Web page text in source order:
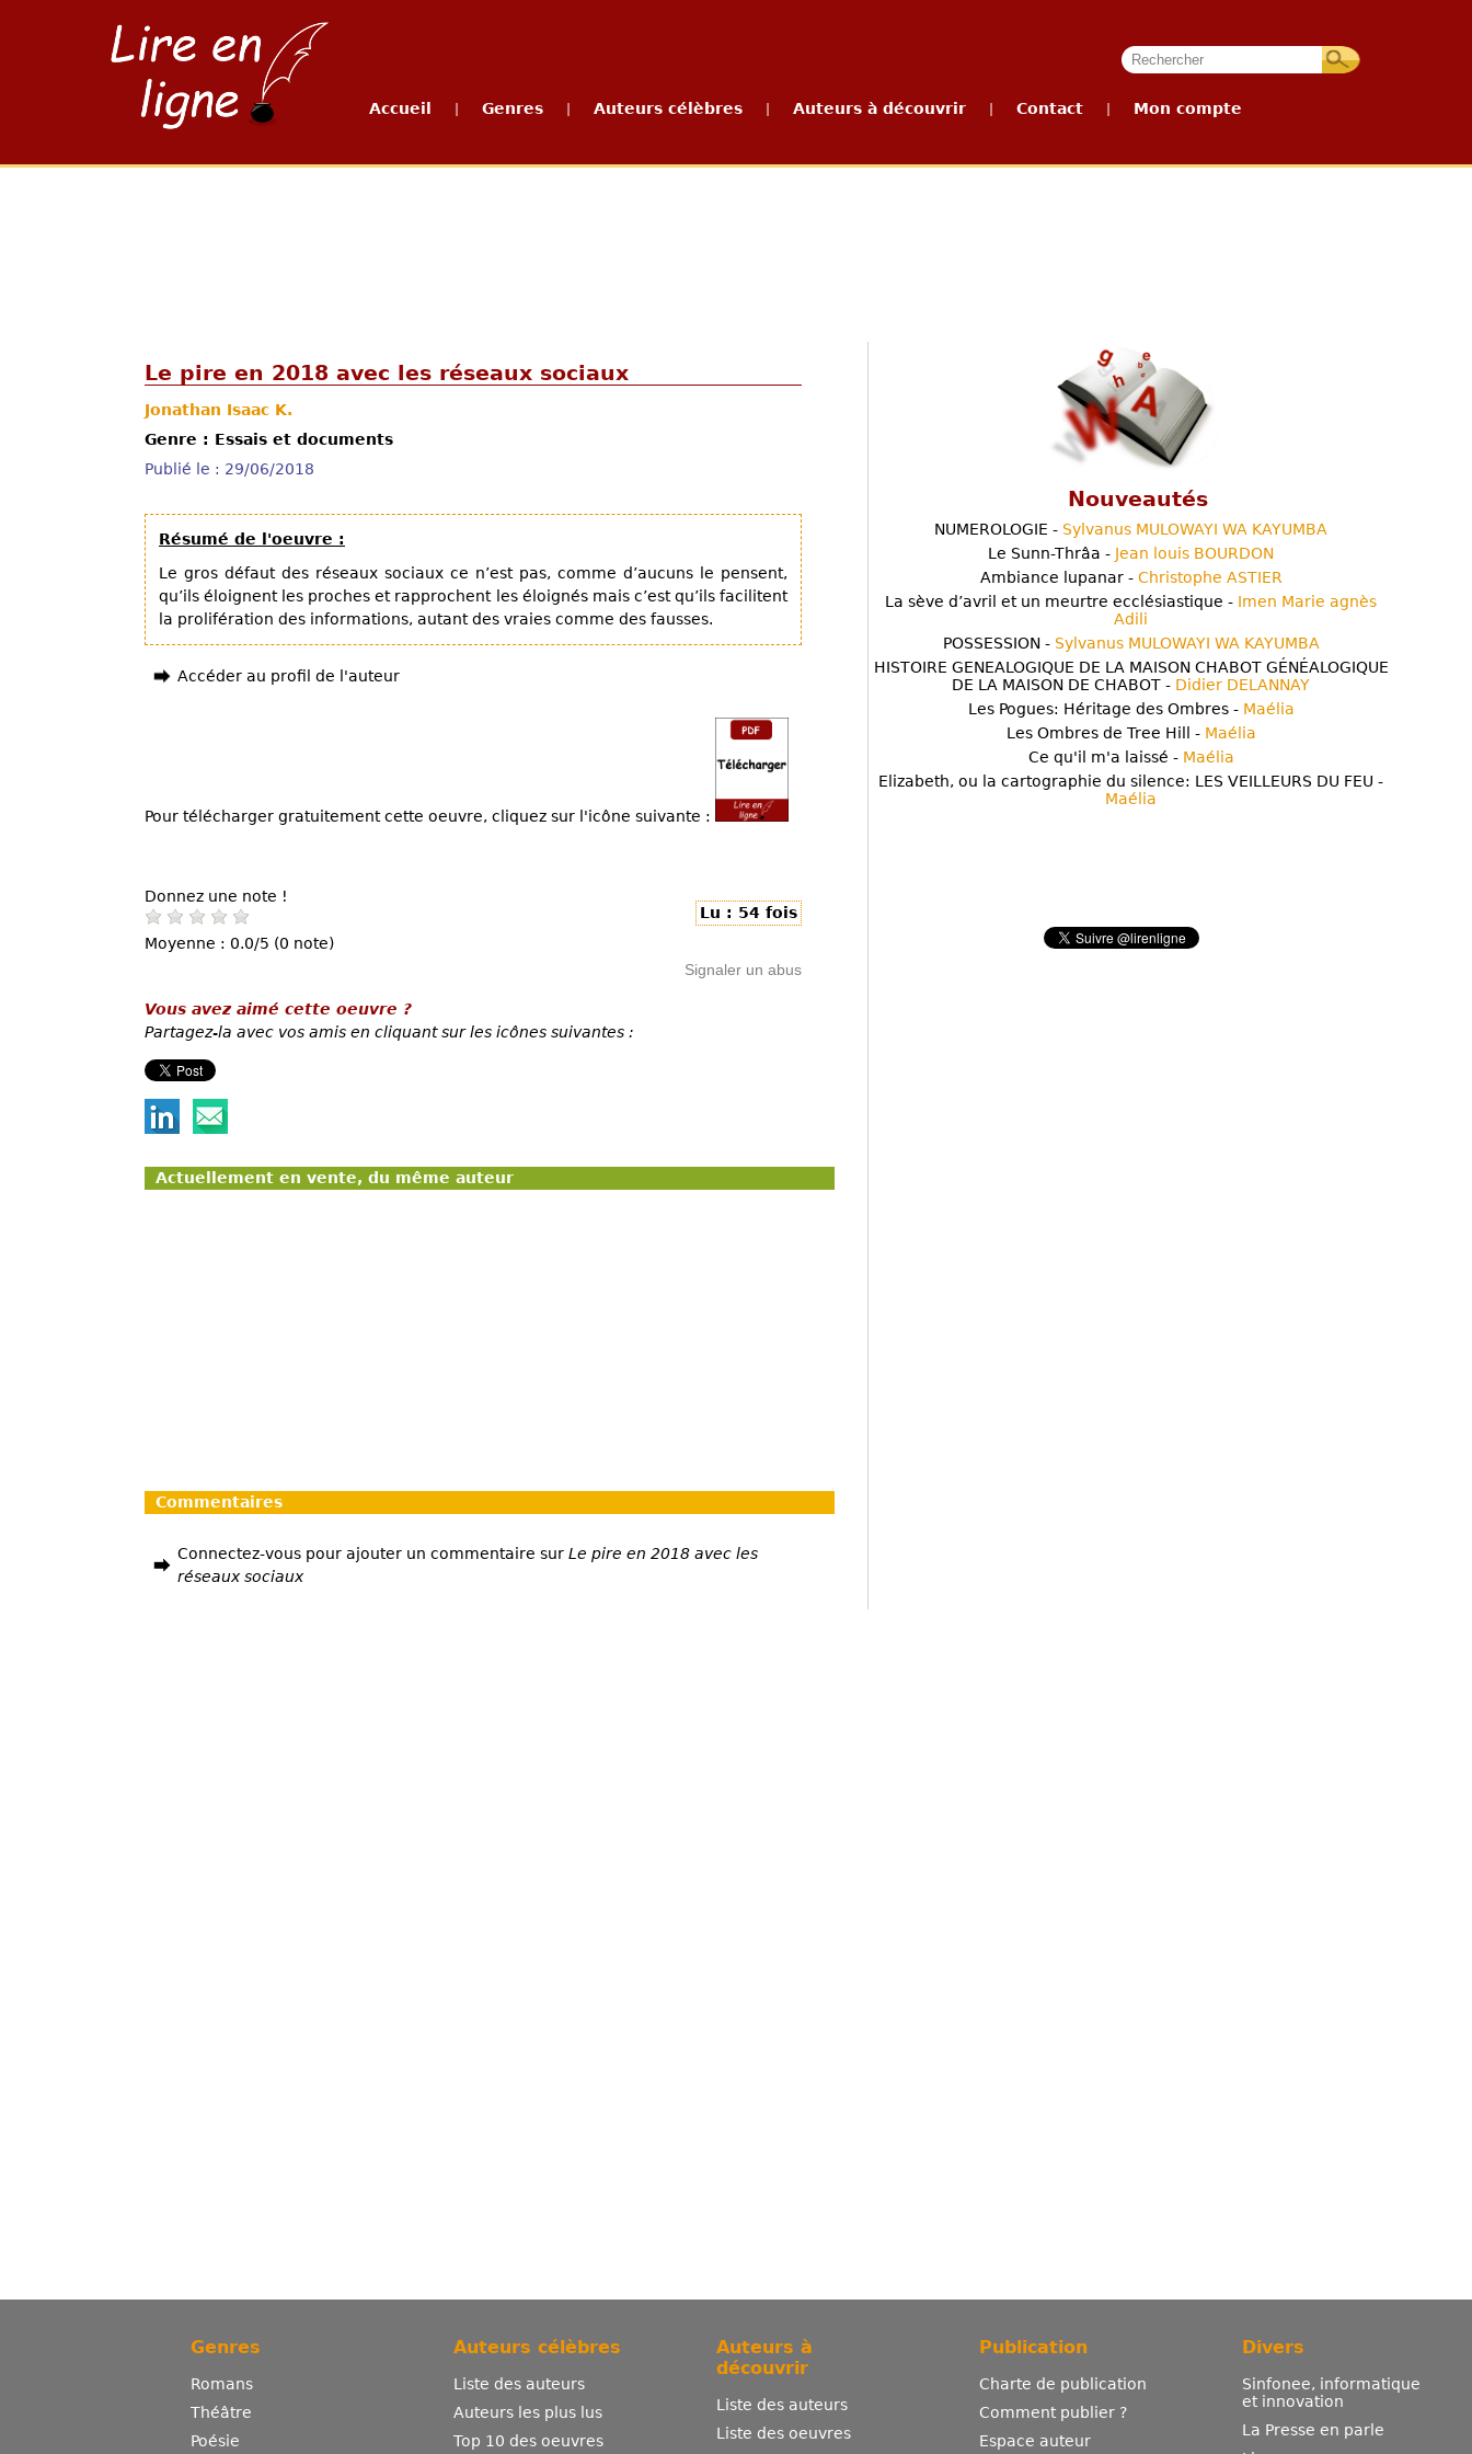
Accueil Genres Auteurs célèbres Auteurs à découvrir Contact Mon compte
Le pire en 2018 avec les réseaux sociaux
Jonathan Isaac K.
Genre : Essais et documents
Publié le : 29/06/2018
Résumé de l'oeuvre :
Le gros défaut des réseaux sociaux ce n’est pas, comme d’aucuns le pensent,
qu’ils éloignent les proches et rapprochent les éloignés mais c’est qu’ils facilitent
la prolifération des informations, autant des vraies comme des fausses.
Accéder au profil de l'auteur
Pour télécharger gratuitement cette oeuvre, cliquez sur l'icône suivante :
Donnez une note !
Moyenne : 0.0/5 (0 note)
Lu : 54 fois
Signaler un abus
Vous avez aimé cette oeuvre ?
Partagez-la avec vos amis en cliquant sur les icônes suivantes :
Actuellement en vente, du même auteur
Commentaires
Connectez-vous pour ajouter un commentaire sur Le pire en 2018 avec les
réseaux sociaux
Nouveautés
NUMEROLOGIE - Sylvanus MULOWAYI WA KAYUMBA
Le Sunn-Thrâa - Jean louis BOURDON
Ambiance lupanar - Christophe ASTIER
La sève d’avril et un meurtre ecclésiastique - Imen Marie agnès
Adili
POSSESSION - Sylvanus MULOWAYI WA KAYUMBA
HISTOIRE GENEALOGIQUE DE LA MAISON CHABOT GÉNÉALOGIQUE
DE LA MAISON DE CHABOT - Didier DELANNAY
Les Pogues: Héritage des Ombres - Maélia
Les Ombres de Tree Hill - Maélia
Ce qu'il m'a laissé - Maélia
Elizabeth, ou la cartographie du silence: LES VEILLEURS DU FEU -
Maélia
Genres
Romans
Théâtre
Poésie
Auteurs célèbres
Liste des auteurs
Auteurs les plus lus
Top 10 des oeuvres
Auteurs à
découvrir
Liste des auteurs
Liste des oeuvres
Publication
Charte de publication
Comment publier ?
Espace auteur
Divers
Sinfonee, informatique
et innovation
La Presse en parle